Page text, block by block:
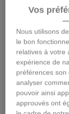
Beschreibung
Vos
Nous utilisons
le bon
relatives à votre
expérience de
préférences
analyser
pouvoir ainsi
approuvés ont